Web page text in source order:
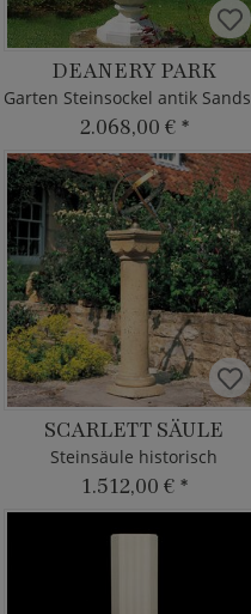
DEANERY PARK
2.068,00 € *
SCARLETT SÄULE
Steinsäule historisch
1.512,00 € *